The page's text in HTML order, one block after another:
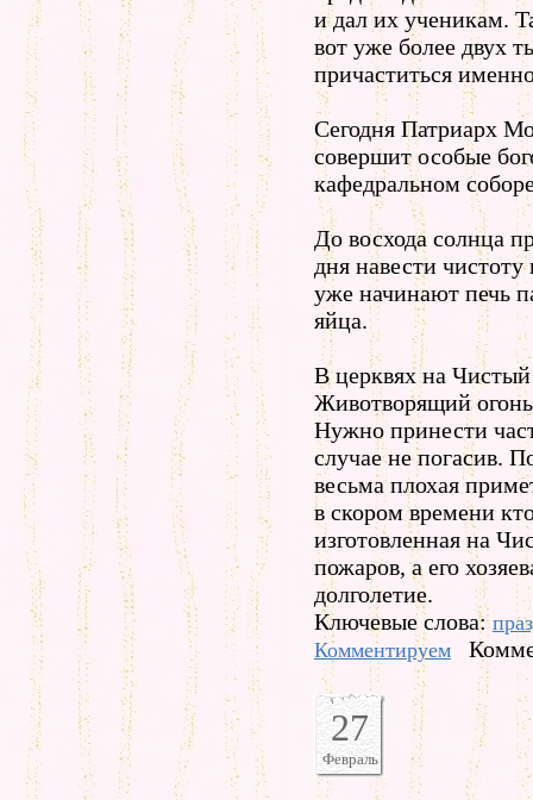
и дал их ученикам.
вот уже более двух
причаститься
Сегодня Патриарх
совершит особые
кафедральном
До восхода солнца
дня навести
уже начинают печь
яйца.
В церквях на
Животворящий
Нужно принести
случае не погасив.
весьма плохая
в скором времени
изготовленная на
пожаров, а его
долголетие.
Ключевые слова:
Комментируем
27
Февраль